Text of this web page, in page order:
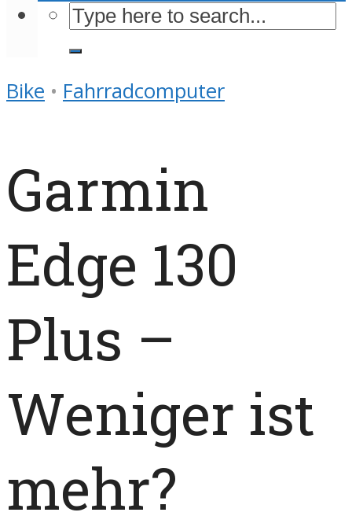
Bike • Fahrradcomputer
Garmin
Edge 130
Plus –
Weniger ist
mehr?